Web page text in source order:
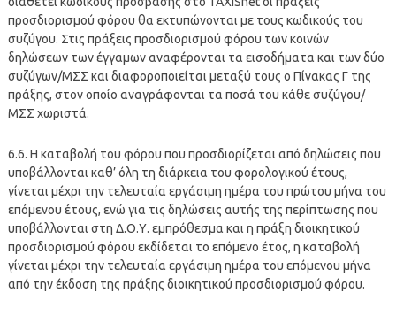
προσδιορισμού φόρου θα εκτυπώνονται με τους κωδικούς του
συζύγου. Στις πράξεις προσδιορισμού φόρου των κοινών
δηλώσεων των έγγαμων αναφέρονται τα εισοδήματα και των δύο
συζύγων/ΜΣΣ και διαφοροποιείται μεταξύ τους ο Πίνακας Γ της
πράξης, στον οποίο αναγράφονται τα ποσά του κάθε συζύγου/
ΜΣΣ χωριστά.
6.6. Η καταβολή του φόρου που προσδιορίζεται από δηλώσεις που
υποβάλλονται καθ’ όλη τη διάρκεια του φορολογικού έτους,
γίνεται μέχρι την τελευταία εργάσιμη ημέρα του πρώτου μήνα του
επόμενου έτους, ενώ για τις δηλώσεις αυτής της περίπτωσης που
υποβάλλονται στη Δ.Ο.Υ. εμπρόθεσμα και η πράξη διοικητικού
προσδιορισμού φόρου εκδίδεται το επόμενο έτος, η καταβολή
γίνεται μέχρι την τελευταία εργάσιμη ημέρα του επόμενου μήνα
από την έκδοση της πράξης διοικητικού προσδιορισμού φόρου.